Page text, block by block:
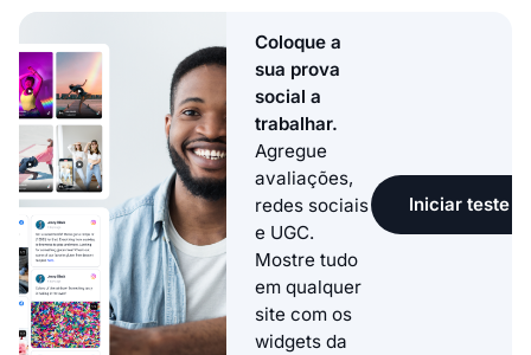
Coloque a
sua prova
social a
trabalhar.
Agregue
avaliações,
redes sociais
e UGC.
Mostre tudo
em qualquer
site com os
widgets da
Iniciar teste